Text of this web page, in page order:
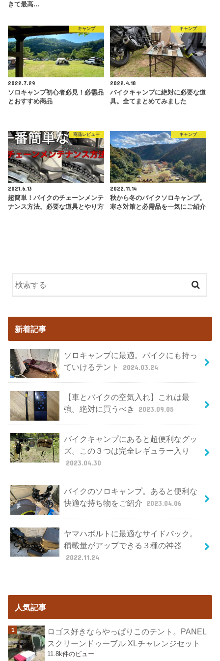
きて最高…
キャンプ
2022.7.29
ソロキャンプ初心者必見！必需品
とおすすめ商品
キャンプ
2022.4.18
バイクキャンプに絶対に必要な道
具。全てまとめてみました
商品レビュー
2021.6.13
超簡単！バイクのチェーンメンテ
ナンス方法。必要な道具とやり方
キャンプ
2022.11.14
秋から冬のバイクソロキャンプ。
寒さ対策と必需品を一気にご紹介
新着記事
ソロキャンプに最適。バイクにも持っ
ていけるテント
2024.03.24
【車とバイクの空気入れ】これは最
強。絶対に買うべき
2023.09.05
バイクキャンプにあると超便利なグッ
ズ。この３つは完全レギュラー入り
2023.04.30
バイクのソロキャンプ。あると便利な
快適な持ち物をご紹介 2023.04.06
ヤマハボルトに最適なサイドバック。
積載量がアップできる３種の神器
2022.11.24
人気記事
ロゴス好きならやっぱりこのテント。PANEL
スクリーンドゥーブル XLチャレンジセット
11.8k件のビュー